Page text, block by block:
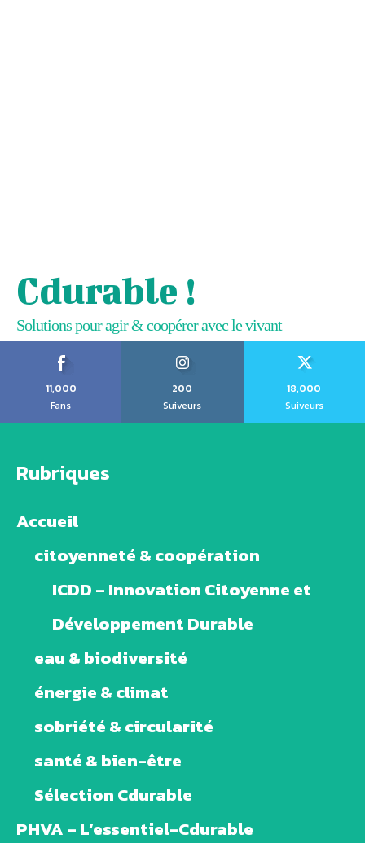
Cdurable !
Solutions pour agir & coopérer avec le vivant
11,000
Fans
200
Suiveurs
18,000
Suiveurs
Rubriques
Accueil
citoyenneté & coopération
ICDD – Innovation Citoyenne et
Développement Durable
eau & biodiversité
énergie & climat
sobriété & circularité
santé & bien-être
Sélection Cdurable
PHVA – L’essentiel-Cdurable